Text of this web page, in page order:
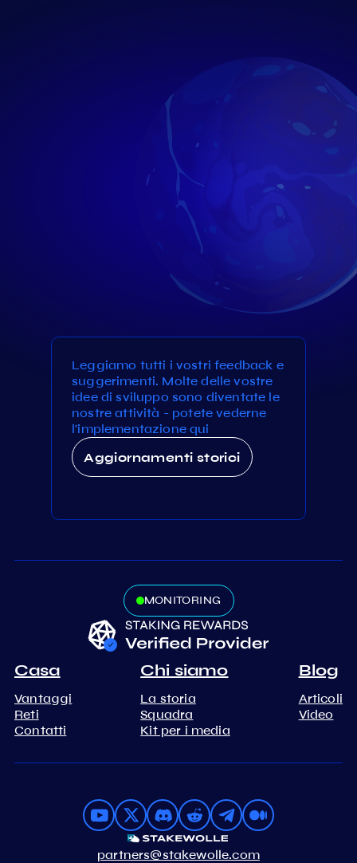
Leggiamo tutti i vostri feedback e
suggerimenti. Molte delle vostre
idee di sviluppo sono diventate le
nostre attività - potete vederne
l'implementazione qui
Aggiornamenti storici
MONITORING
Casa
Vantaggi
Reti
Contatti
Chi siamo
La storia
Squadra
Kit per i media
Blog
Articoli
Video
partners@stakewolle.com